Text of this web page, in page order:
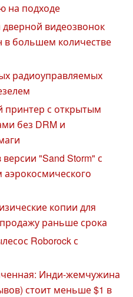
на подходе
видеозвонок
в большем количестве
радиоуправляемых
принтер с открытым
без DRM и
"Sand Storm" с
копии для
раньше срока
Roborock с
Инди-жемчужина
стоит меньше $1 в